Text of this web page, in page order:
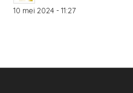
10 mei 2024 - 11:27